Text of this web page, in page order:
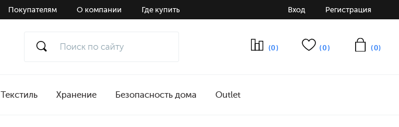
Покупателям О компании Где купить Вход Регистрация
(0) (0) (0)
Текстиль Хранение Безопасность дома Outlet